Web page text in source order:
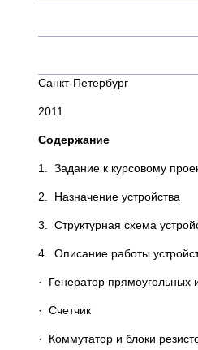
Санкт-Петербург
2011
Содержание
1. Задание к
2.
3. Структурная
4. Описание
· Генератор
·
· Коммутатор и